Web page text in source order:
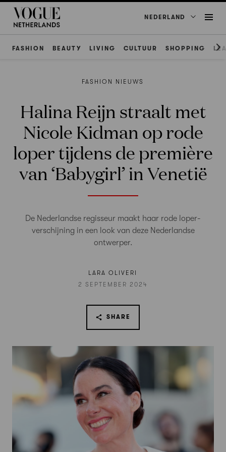
NEDERLAND
FASHION BEAUTY LIVING CULTUUR SHOPPING
FASHION NIEUWS
Halina Reijn straalt met
Nicole Kidman op rode
loper tijdens de première
van ‘Babygirl’ in Venetië
De Nederlandse regisseur maakt haar rode loper-
verschijning in een look van deze Nederlandse
ontwerper.
LARA OLIVERI
2 SEPTEMBER 2024
SHARE